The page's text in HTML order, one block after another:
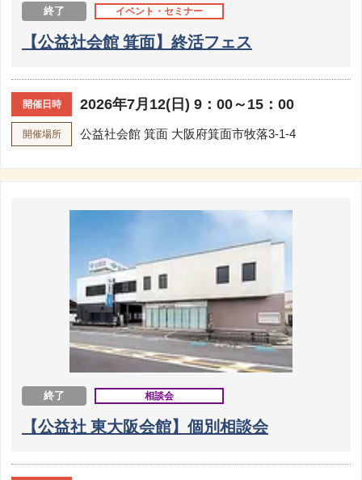
終了 イベント・セミナー
【公益社会館 箕面】終活フェス
開催日時 2026年7月12(日) 9：00～15：00
開催場所 公益社会館 箕面 大阪府箕面市牧落3-1-4
終了 相談会
【公益社 東大阪会館】個別相談会